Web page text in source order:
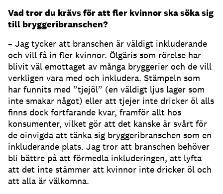
Vad tror du krävs för att fler kvinnor ska söka sig
till bryggeribranschen?
– Jag tycker att branschen är väldigt inkluderande
och vill få in fler kvinnor. Ölgäris som rörelse har
blivit väl emottaget av många bryggerier och de vill
verkligen vara med och inkludera. Stämpeln som
har funnits med ”tjejöl” (en väldigt ljus lager som
inte smakar något) eller att tjejer inte dricker öl alls
finns dock fortfarande kvar, framför allt hos
konsumenter, vilket gör att det kanske är svårt för
de oinvigda att tänka sig bryggeribranschen som en
inkluderande plats. Jag tror att branschen behöver
bli bättre på att förmedla inkluderingen, att lyfta
att det inte stämmer att kvinnor inte dricker öl och
att alla är välkomna.